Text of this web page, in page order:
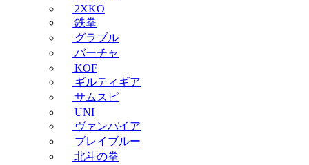
2XKO
鉄拳
グラブル
バーチャ
KOF
ギルティギア
サムスピ
UNI
ヴァンパイア
ブレイブルー
北斗の拳